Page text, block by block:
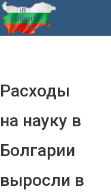
Расходы
на науку в
Болгарии
выросли в